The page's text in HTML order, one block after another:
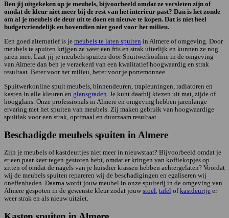
Ben jij uitgekeken op je meubels, bijvoorbeeld omdat ze versleten zijn of
omdat de kleur niet meer bij de rest van het interieur past? Dan is het zonde
om al je meubels de deur uit te doen en nieuwe te kopen. Dat is niet heel
budgetvriendelijk en bovendien niet goed voor het milieu.
Een goed alternatief is je meubels te laten spuiten in Almere of omgeving. Door
meubels te spuiten krijgen ze weer een fris en strak uiterlijk en kunnen ze nog
jaren mee. Laat jij je meubels spuiten door Spuitwerkonline in de omgeving
van Almere dan ben je verzekerd van een kwalitatief hoogwaardig en strak
resultaat. Beter voor het milieu, beter voor je portemonnee.
Spuitwerkonline spuit meubels, binnendeuren, trapleuningen, radiatoren en
kasten in alle kleuren en glansgraden. Je kunt daarbij kiezen uit mat, zijde of
hoogglans. Onze professionals in Almere en omgeving hebben jarenlange
ervaring met het spuiten van meubels. Zij maken gebruik van hoogwaardige
spuitlak voor een strak, optimaal en duurzaam resultaat.
Beschadigde meubels spuiten in Almere
Zijn je meubels of kastdeurtjes niet meer in nieuwstaat? Bijvoorbeeld omdat je
er een paar keer tegen gestoten hebt, omdat er kringen van koffiekopjes op
zitten of omdat de nagels van je huisdier krassen hebben achtergelaten? Voordat
wij de meubels spuiten repareren wij de beschadigingen en egaliseren wij
oneffenheden. Daarna wordt jouw meubel in onze spuiterij in de omgeving van
Almere gespoten in de gewenste kleur zodat jouw stoel, tafel ofkastdeurtje er
weer strak en als nieuw uitziet.